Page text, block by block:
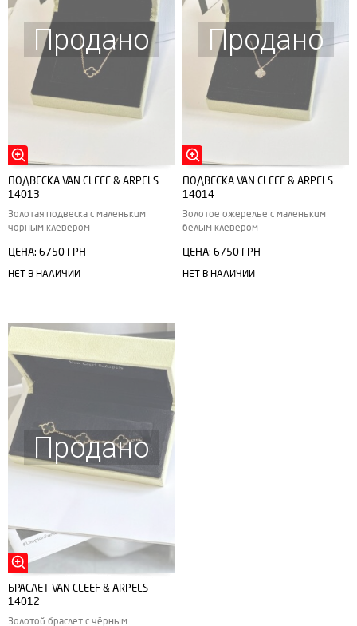
Продано
ПОДВЕСКА VAN CLEEF & ARPELS
14013
Золотая подвеска с маленьким
чорным клевером
ЦЕНА: 6750 ГРН
НЕТ В НАЛИЧИИ
Продано
ПОДВЕСКА VAN CLEEF & ARPELS
14014
Золотое ожерелье с маленьким
белым клевером
ЦЕНА: 6750 ГРН
НЕТ В НАЛИЧИИ
Продано
БРАСЛЕТ VAN CLEEF & ARPELS
14012
Золотой браслет с чёрным